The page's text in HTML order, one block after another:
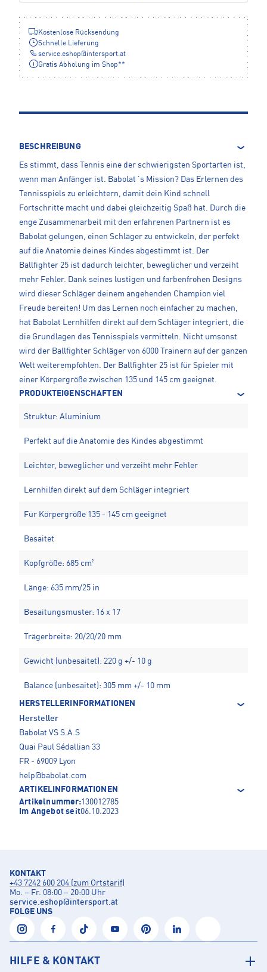
Kostenlose Rücksendung
Schnelle Lieferung
service.eshop@intersport.at
Gratis Abholung im Shop**
BESCHREIBUNG
Es stimmt, dass Tennis eine der schwierigsten Sportarten ist,
wenn man Anfänger ist. Babolat´s Mission? Das Erlernen des
Tennisspiels zu erleichtern, damit dein Kind schnell
Fortschritte macht und dabei gleichzeitig Spaß hat. Durch die
enge Zusammenarbeit mit den erfahrenen Partnern ist es
Babolat gelungen, einen Schläger zu entwickeln, der perfekt
auf die Anatomie deines Kindes abgestimmt ist. Der
Ballfighter 25 ist dadurch leichter, beweglicher und verzeiht
mehr Fehler. Dank seines lustigen und farbenfrohen Designs
wird dieser Schläger deinem angehenden Champion viel
Freude bereiten! Um das Lernen noch einfacher zu machen,
hat Babolat Lernhilfen direkt auf dem Schläger integriert, die
die Grundlagen des Tennisspiels vermitteln. Nicht umsonst
wird der Ballfighter Schläger von 6000 Trainern auf der ganzen
Welt weiterempfohlen. Der Ballfighter 25 ist für Spieler mit
einer Körpergröße zwischen 135 und 145 cm geeignet.
PRODUKTEIGENSCHAFTEN
Struktur: Aluminium
Perfekt auf die Anatomie des Kindes abgestimmt
Leichter, beweglicher und verzeiht mehr Fehler
Lernhilfen direkt auf dem Schläger integriert
Für Körpergröße 135 - 145 cm geeignet
Besaitet
Kopfgröße: 685 cm²
Länge: 635 mm/25 in
Besaitungsmuster: 16 x 17
Trägerbreite: 20/20/20 mm
Gewicht (unbesaitet): 220 g +/- 10 g
Balance (unbesaitet): 305 mm +/- 10 mm
HERSTELLERINFORMATIONEN
Hersteller
Babolat VS S.A.S
Quai Paul Sédallian 33
FR - 69009 Lyon
help@babolat.com
ARTIKELINFORMATIONEN
Artikelnummer:130012785
Im Angebot seit06.10.2023
KONTAKT
+43 7242 600 204 (zum Ortstarif)
Mo. – Fr. 08:00 – 20:00 Uhr
service.eshop@intersport.at
FOLGE UNS
HILFE & KONTAKT